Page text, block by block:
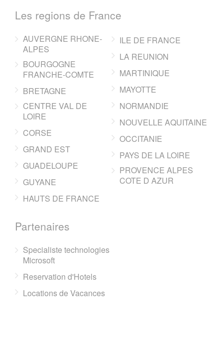
Les regions de France
AUVERGNE RHONE-
ALPES
BOURGOGNE
FRANCHE-COMTE
BRETAGNE
CENTRE VAL DE
LOIRE
CORSE
GRAND EST
GUADELOUPE
GUYANE
HAUTS DE FRANCE
ILE DE FRANCE
LA REUNION
MARTINIQUE
MAYOTTE
NORMANDIE
NOUVELLE AQUITAINE
OCCITANIE
PAYS DE LA LOIRE
PROVENCE ALPES
COTE D AZUR
Partenaires
Specialiste technologies
Microsoft
Reservation d'Hotels
Locations de Vacances